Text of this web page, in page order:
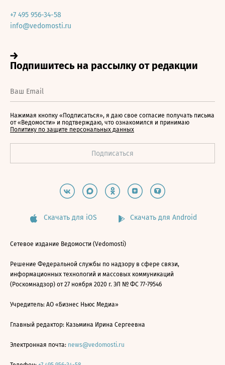
+7 495 956-34-58
info@vedomosti.ru
Нажимая кнопку «Подписаться», я даю свое согласие получать письма
от «Ведомости» и подтверждаю, что ознакомился и принимаю
Политику по защите персональных данных
Скачать для iOS Скачать для Android
Сетевое издание Ведомости (Vedomosti)
Решение Федеральной службы по надзору в сфере связи,
информационных технологий и массовых коммуникаций
(Роскомнадзор) от 27 ноября 2020 г. ЭЛ № ФС 77-79546
Учредитель: АО «Бизнес Ньюс Медиа»
Главный редактор: Казьмина Ирина Сергеевна
Электронная почта: news@vedomosti.ru